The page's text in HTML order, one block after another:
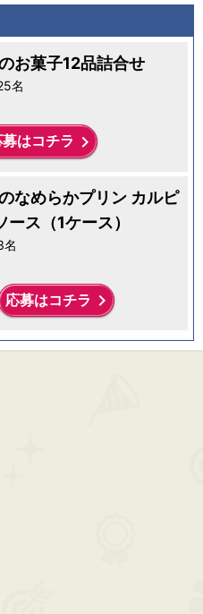
お菓子12品詰合せ
名
募はコチラ keyboard_arrow_right
なめらかプリン カルピ
ース（1ケース）
名
応募はコチラ keyboard_arrow_right